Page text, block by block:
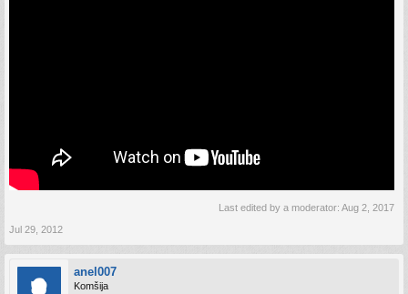
Last edited by a moderator: Aug 2, 2017
Jul 29, 2012
anel007
Komšija